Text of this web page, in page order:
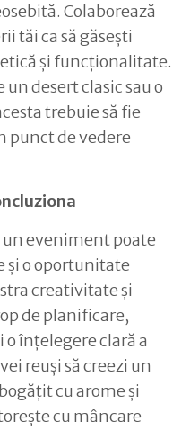
Colaborează
tăi ca să găsești
și funcționalitate.
desert clasic sau o
trebuie să fie
punct de vedere
eveniment poate
și o oportunitate
creativitate și
de planificare,
înțelegere clară a
reuși să creezi un
cu arome și
cu mâncare